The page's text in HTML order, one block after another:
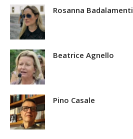
Rosanna Badalamenti
Beatrice Agnello
Pino Casale